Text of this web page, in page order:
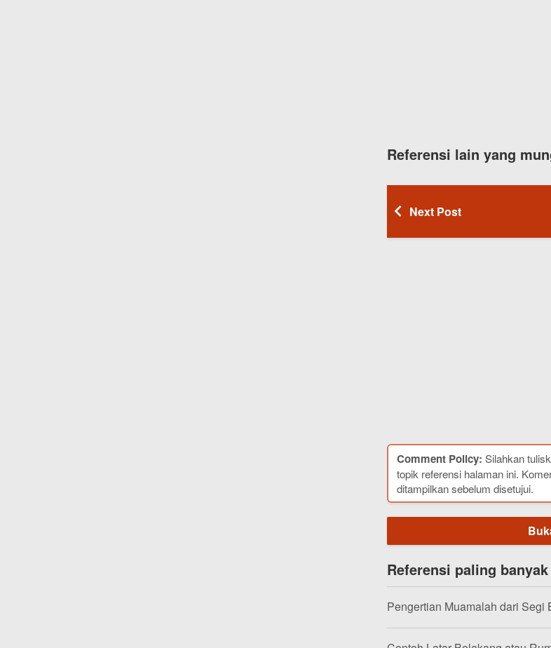
Referensi lain yang
Next Post
Comment Policy: Silahkan
topik referensi halaman ini.
ditampilkan sebelum disetujui.
Referensi paling
Pengertian Muamalah dari Segi